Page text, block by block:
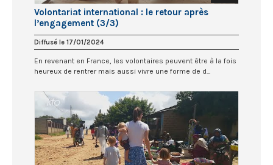
Volontariat international : le retour après
l’engagement (3/3)
Diffusé le 17/01/2024
En revenant en France, les volontaires peuvent être à la fois
heureux de rentrer mais aussi vivre une forme de d...